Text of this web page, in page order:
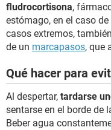
fludrocortisona,
estómago, en el caso
casos extremos,
de un marcapasos, que
Qué hacer para
Al despertar, tardarse
sentarse en el borde de
Beber agua